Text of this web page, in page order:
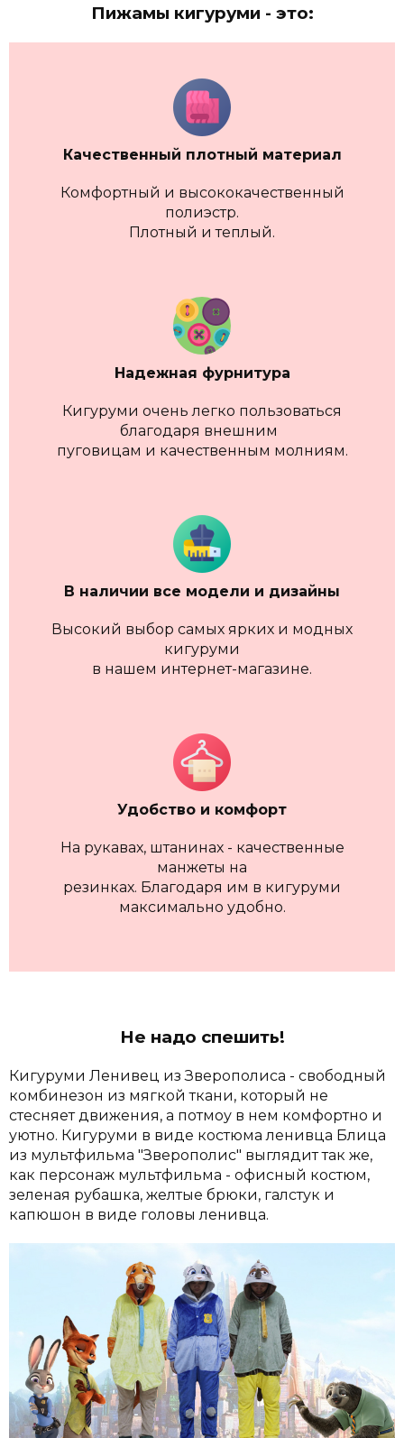
Пижамы кигуруми - это:
Качественный плотный материал
Комфортный и высококачественный
полиэстр.
Плотный и теплый.
Надежная фурнитура
Кигуруми очень легко пользоваться
благодаря внешним
пуговицам и качественным молниям.
В наличии все модели и дизайны
Высокий выбор самых ярких и модных
кигуруми
в нашем интернет-магазине.
Удобство и комфорт
На рукавах, штанинах - качественные
манжеты на
резинках. Благодаря им в кигуруми
максимально удобно.
Не надо спешить!
Кигуруми Ленивец из Зверополиса - свободный
комбинезон из мягкой ткани, который не
стесняет движения, а потмоу в нем комфортно и
уютно. Кигуруми в виде костюма ленивца Блица
из мультфильма "Зверополис" выглядит так же,
как персонаж мультфильма - офисный костюм,
зеленая рубашка, желтые брюки, галстук и
капюшон в виде головы ленивца.